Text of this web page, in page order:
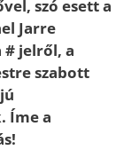
szó esett a
Jarre
jelről, a
szabott
Íme a